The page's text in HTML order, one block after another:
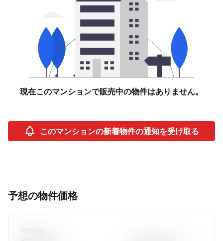
現在このマンションで販売中の物件はありません。
このマンションの新着物件の通知を受け取る
予想の物件価格